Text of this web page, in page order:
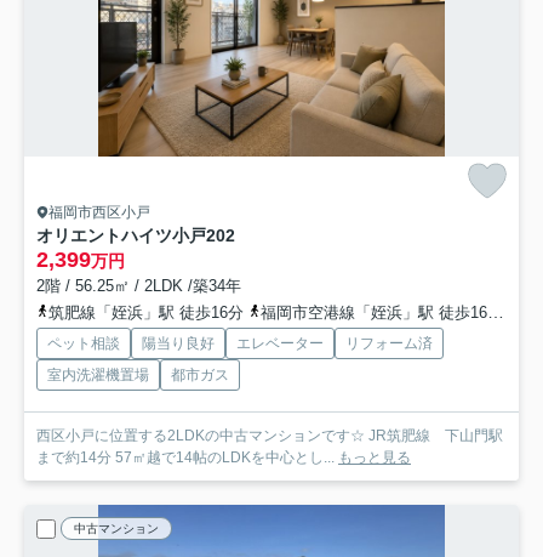
福岡市西区小戸
オリエントハイツ小戸202
2,399万円
2階 / 56.25㎡ / 2LDK /築34年
筑肥線「姪浜」駅 徒歩16分
福岡市空港線「姪浜」駅 徒歩16分
ペット相談 陽当り良好 エレベーター
リフォーム済
室内洗濯機置場
都市ガス
西区小戸に位置する2LDKの中古マンションです☆ JR筑肥線 下山門駅
まで約14分 57㎡越で14帖のLDKを中心とし...
もっと見る
中古マンション